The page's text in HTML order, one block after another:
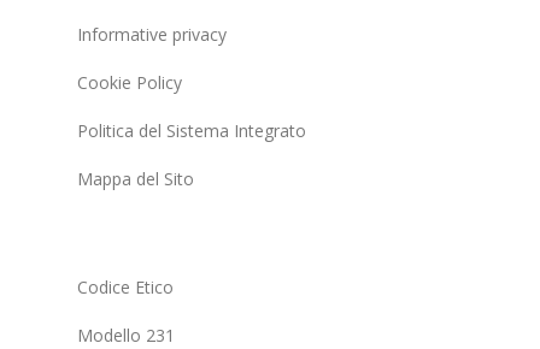
Informative privacy
Cookie Policy
Politica del Sistema Integrato
Mappa del Sito
Codice Etico
Modello 231